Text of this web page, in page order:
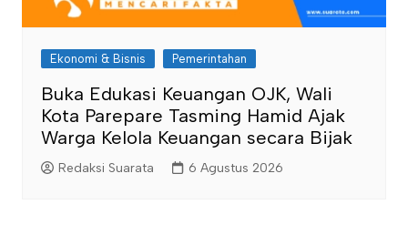
Ekonomi & Bisnis Pemerintahan
Buka Edukasi Keuangan OJK, Wali
Kota Parepare Tasming Hamid Ajak
Warga Kelola Keuangan secara Bijak
Redaksi Suarata 6 Agustus 2026